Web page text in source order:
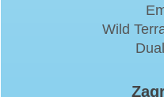
Wild